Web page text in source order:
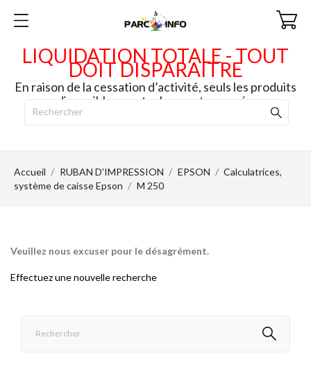
LIQUIDATION TOTALE - TOUT
DOIT DISPARAITRE
En raison de la cessation d’activité, seuls les produits
disponibles en stock seront envoyés.
Accueil RUBAN D'IMPRESSION EPSON
Calculatrices,
système de caisse Epson
M 250
Veuillez nous excuser pour le désagrément.
Effectuez une nouvelle recherche